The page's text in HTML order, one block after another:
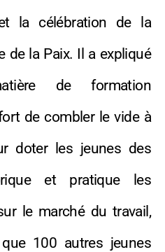
la célébration de la
de la Paix. Il a expliqué
de formation
de combler le vide à
doter les jeunes des
et pratique les
le marché du travail,
100 autres jeunes